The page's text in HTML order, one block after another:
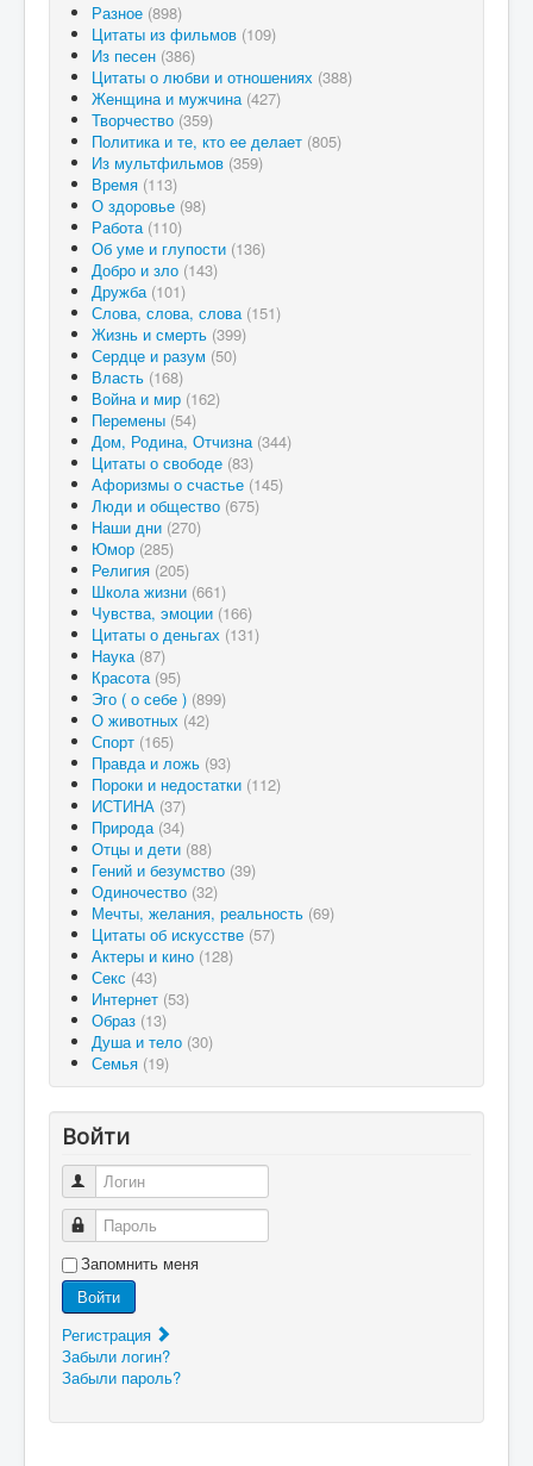
Разное (898)
Цитаты из фильмов (109)
Из песен (386)
Цитаты о любви и отношениях (388)
Женщина и мужчина (427)
Творчество (359)
Политика и те, кто ее делает (805)
Из мультфильмов (359)
Время (113)
О здоровье (98)
Работа (110)
Об уме и глупости (136)
Добро и зло (143)
Дружба (101)
Слова, слова, слова (151)
Жизнь и смерть (399)
Сердце и разум (50)
Власть (168)
Война и мир (162)
Перемены (54)
Дом, Родина, Отчизна (344)
Цитаты о свободе (83)
Афоризмы о счастье (145)
Люди и общество (675)
Наши дни (270)
Юмор (285)
Религия (205)
Школа жизни (661)
Чувства, эмоции (166)
Цитаты о деньгах (131)
Наука (87)
Красота (95)
Эго ( о себе ) (899)
О животных (42)
Спорт (165)
Правда и ложь (93)
Пороки и недостатки (112)
ИСТИНА (37)
Природа (34)
Отцы и дети (88)
Гений и безумство (39)
Одиночество (32)
Мечты, желания, реальность (69)
Цитаты об искусстве (57)
Актеры и кино (128)
Секс (43)
Интернет (53)
Образ (13)
Душа и тело (30)
Семья (19)
Войти
Логин
Пароль
Запомнить меня
Войти
Регистрация
Забыли логин?
Забыли пароль?